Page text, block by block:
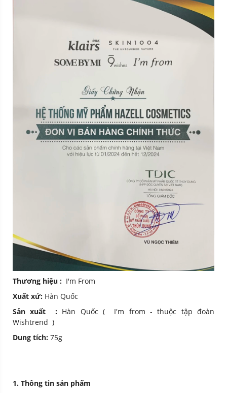
Thương hiệu : I'm From
Xuất xứ: Hàn Quốc
Sản xuất :Hàn Quốc ( I'm from - thuộc tập đoàn
Wishtrend )
Dung tích: 75g
1. Thông tin sản phẩm